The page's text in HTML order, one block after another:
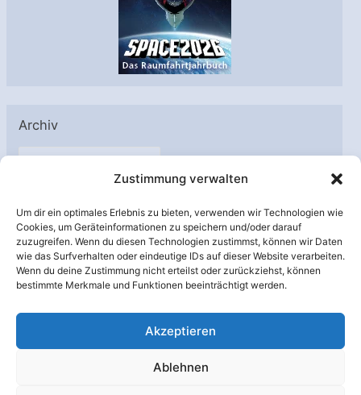
Zustimmung verwalten
Um dir ein optimales Erlebnis zu bieten, verwenden wir Technologien wie
Cookies, um Geräteinformationen zu speichern und/oder darauf
zuzugreifen. Wenn du diesen Technologien zustimmst, können wir Daten
wie das Surfverhalten oder eindeutige IDs auf dieser Website verarbeiten.
Wenn du deine Zustimmung nicht erteilst oder zurückziehst, können
bestimmte Merkmale und Funktionen beeinträchtigt werden.
Akzeptieren
Ablehnen
Archiv
A
h
i
v
Unterstützt von: